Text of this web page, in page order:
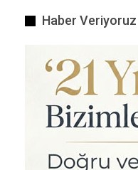
Haber Veriyoruz